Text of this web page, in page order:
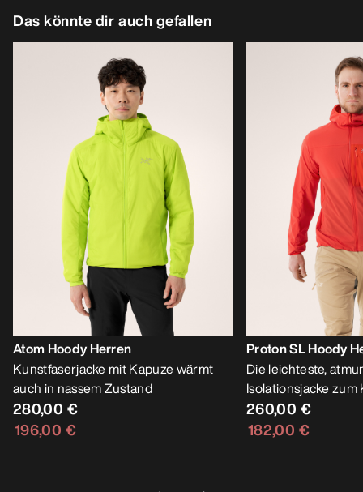
Das könnte dir auch gefallen
Atom Hoody Herren
Kunstfaserjacke mit Kapuze wärmt
auch in nassem Zustand
280,00 €
196,00 €
Proton SL Hoody
Die leichteste,
Isolationsjacke
260,00 €
182,00 €